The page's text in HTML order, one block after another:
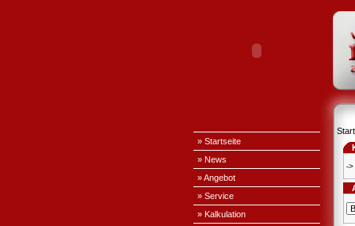
» Startseite
» News
» Angebot
» Service
» Kalkulation
->